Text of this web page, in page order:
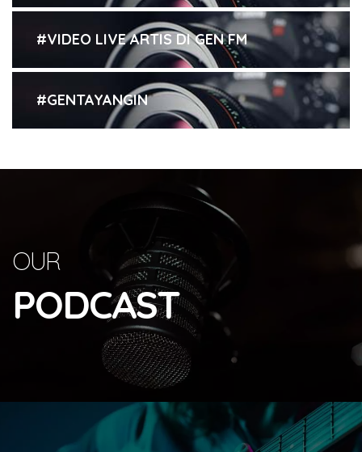
#VIDEO LIVE ARTIS DI GEN FM
#GENTAYANGIN
OUR
PODCAST